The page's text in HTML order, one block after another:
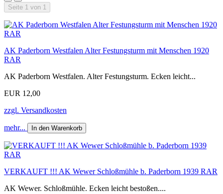
Seite 1 von 1
AK Paderborn Westfalen Alter Festungsturm mit Menschen 1920
RAR
AK Paderborn Westfalen. Alter Festungsturm. Ecken leicht...
EUR 12,00
zzgl. Versandkosten
mehr... In den Warenkorb
VERKAUFT !!! AK Wewer Schloßmühle b. Paderborn 1939 RAR
AK Wewer. Schloßmühle. Ecken leicht bestoßen....